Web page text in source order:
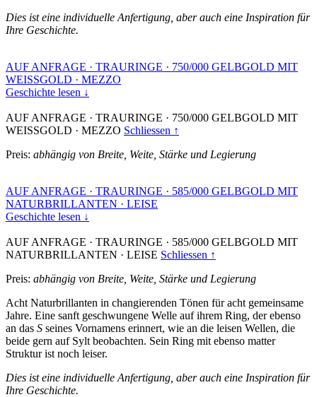
Dies ist eine individuelle Anfertigung, aber auch eine Inspiration für
Ihre Geschichte.
AUF ANFRAGE · TRAURINGE · 750/000 GELBGOLD MIT
WEISSGOLD · MEZZO
Geschichte lesen ↓
AUF ANFRAGE · TRAURINGE · 750/000 GELBGOLD MIT
WEISSGOLD · MEZZO Schliessen ↑
Preis: abhängig von Breite, Weite, Stärke und Legierung
AUF ANFRAGE · TRAURINGE · 585/000 GELBGOLD MIT
NATURBRILLANTEN · LEISE
Geschichte lesen ↓
AUF ANFRAGE · TRAURINGE · 585/000 GELBGOLD MIT
NATURBRILLANTEN · LEISE Schliessen ↑
Preis: abhängig von Breite, Weite, Stärke und Legierung
Acht Naturbrillanten in changierenden Tönen für acht gemeinsame
Jahre. Eine sanft geschwungene Welle auf ihrem Ring, der ebenso
an das S seines Vornamens erinnert, wie an die leisen Wellen, die
beide gern auf Sylt beobachten. Sein Ring mit ebenso matter
Struktur ist noch leiser.
Dies ist eine individuelle Anfertigung, aber auch eine Inspiration für
Ihre Geschichte.